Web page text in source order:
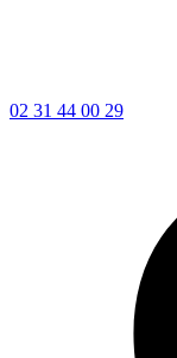
02 31 44 00 29